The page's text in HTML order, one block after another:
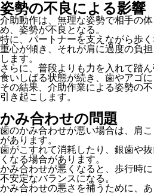
姿勢の不良による影響
介助動作は、無理な姿勢で相手の
め、姿勢が不良となる。
特に、パートナーを支えながら歩
重心が傾き、それが肩に過度の負
します。
さらに、普段よりも力を入れて踏
食いしばる状態が続き、歯やアゴに
その結果、介助作業による姿勢の
引き起こします。
かみ合わせの問題
歯のかみ合わせが悪い場合は、肩
があります。
歯がこすれて消耗したり、銀歯や
くなる場合があります。
かみ合わせが悪くなると、歩行時
不安定なバランスになる。
かみ合わせの悪さを補うために、